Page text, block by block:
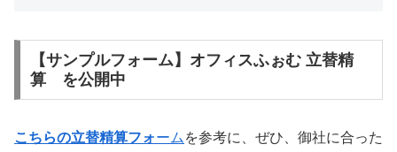
【サンプルフォーム】オフィスふぉむ 立替精
算 を公開中
こちらの立替精算フォーム を参考に、ぜひ、御社に合った